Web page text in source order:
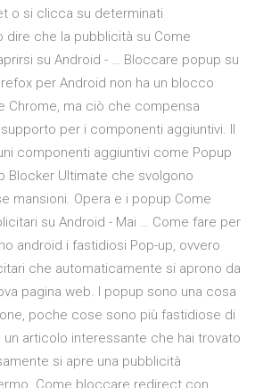
o si clicca su determinati
dire che la pubblicità su Come
su Android - … Bloccare popup su
per Android non ha un blocco
Chrome, ma ciò che compensa
per i componenti aggiuntivi. Il
componenti aggiuntivi come Popup
Blocker Ultimate che svolgono
mansioni. Opera e i popup Come
su Android - Mai … Come fare per
android i fastidiosi Pop-up, ovvero
che automaticamente si aprono da
pagina web. I popup sono una cosa
poche cose sono più fastidiose di
articolo interessante che hai trovato
si apre una pubblicità